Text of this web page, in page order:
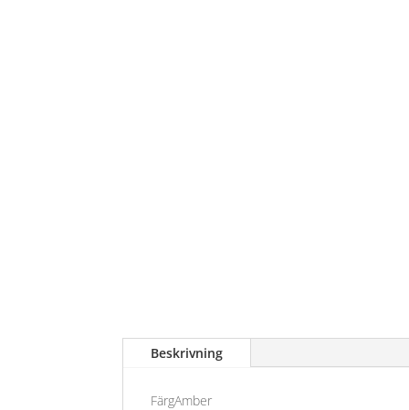
Beskrivning
FärgAmber